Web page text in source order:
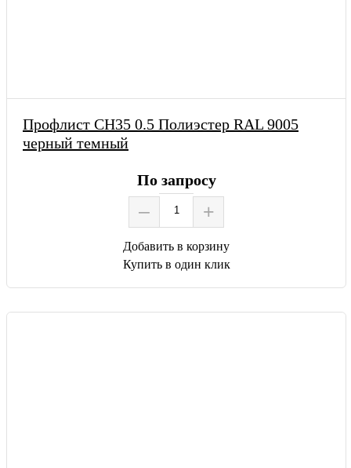
Профлист СН35 0.5 Полиэстер RAL 9005
черный темный
По запросу
– +
Добавить в корзину
Купить в один клик